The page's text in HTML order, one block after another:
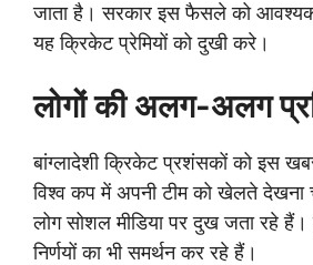
जाता है। सरकार इस फैसले को आवश्यक
यह क्रिकेट प्रेमियों को दुखी करे।
लोगों की अलग-अलग
बांग्लादेशी क्रिकेट प्रशंसकों को इस
विश्व कप में अपनी टीम को खेलते
लोग सोशल मीडिया पर दुख जता रहे
निर्णयों का भी समर्थन कर रहे हैं।